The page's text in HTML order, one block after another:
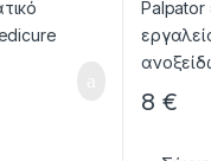
8 €